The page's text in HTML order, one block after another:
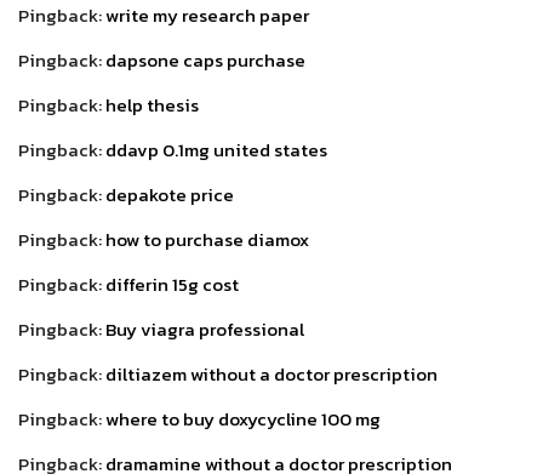
Pingback:write my research paper
Pingback:dapsone caps purchase
Pingback:help thesis
Pingback:ddavp 0.1mg united states
Pingback:depakote price
Pingback:how to purchase diamox
Pingback:differin 15g cost
Pingback:Buy viagra professional
Pingback:diltiazem without a doctor prescription
Pingback:where to buy doxycycline 100 mg
Pingback:dramamine without a doctor prescription